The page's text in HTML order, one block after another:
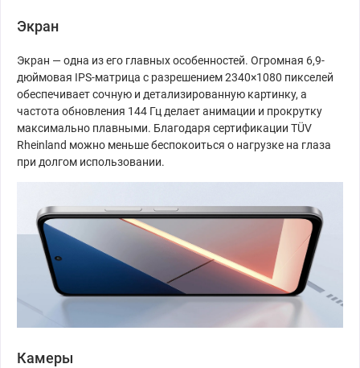
Экран
Экран — одна из его главных особенностей. Огромная 6,9-
дюймовая IPS-матрица с разрешением 2340×1080 пикселей
обеспечивает сочную и детализированную картинку, а
частота обновления 144 Гц делает анимации и прокрутку
максимально плавными. Благодаря сертификации TÜV
Rheinland можно меньше беспокоиться о нагрузке на глаза
при долгом использовании.
Камеры